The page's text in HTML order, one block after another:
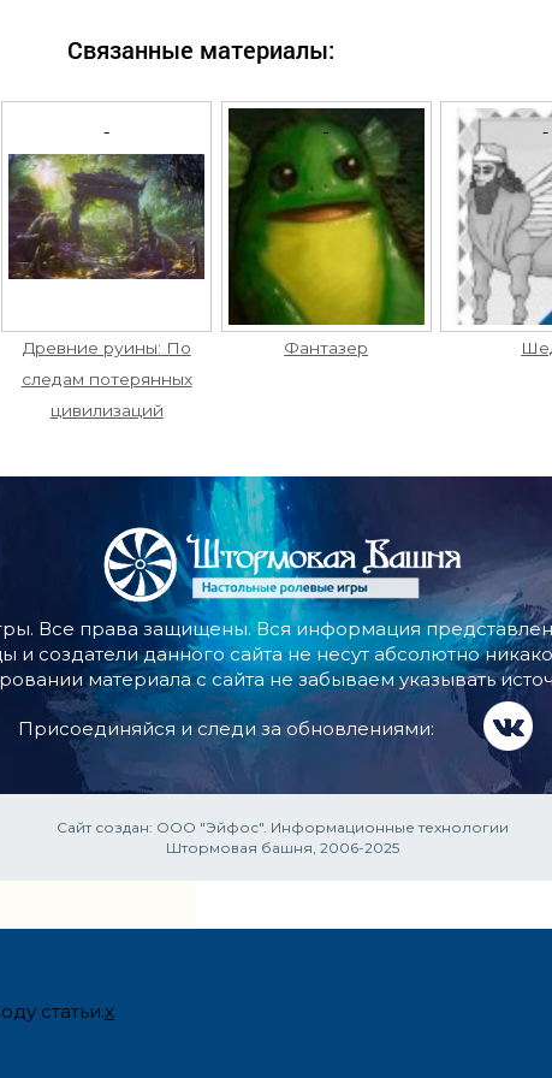
Связанные материалы:
Древние руины: По
следам потерянных
цивилизаций
Фантазер
Все права защищены. Вся информация
создатели данного сайта не несут абсолютно
материала с сайта не забываем указывать
Присоединяйся и следи за обновлениями:
Сайт создан: ООО "Эйфос". Информационные технологии
Штормовая башня, 2006-2025
статьи.x